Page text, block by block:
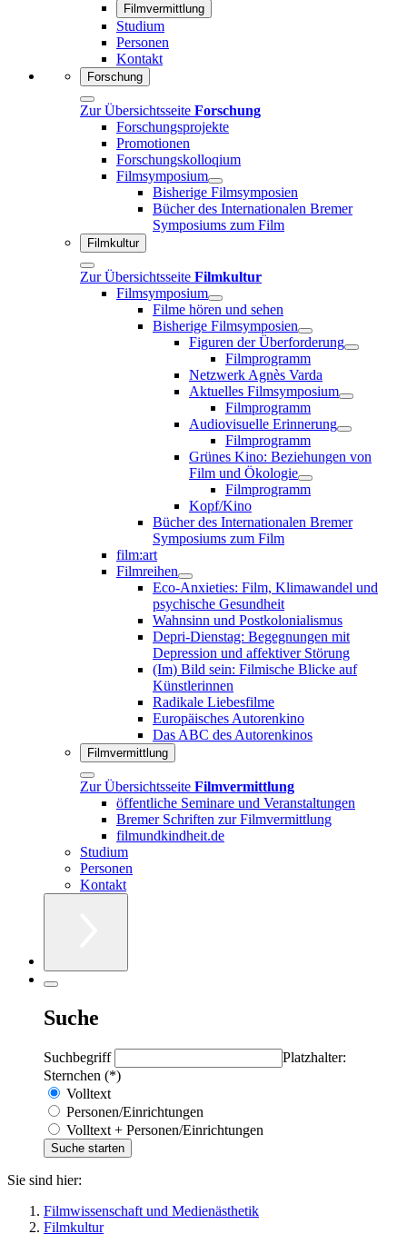
Filmvermittlung
Studium
Personen
Kontakt
Forschung
Zur Übersichtsseite Forschung
Forschungsprojekte
Promotionen
Forschungskolloqium
Filmsymposium
Bisherige Filmsymposien
Bücher des Internationalen Bremer
Symposiums zum Film
Filmkultur
Zur Übersichtsseite Filmkultur
Filmsymposium
Filme hören und sehen
Bisherige Filmsymposien
Figuren der Überforderung
Filmprogramm
Netzwerk Agnès Varda
Aktuelles Filmsymposium
Filmprogramm
Audiovisuelle Erinnerung
Filmprogramm
Grünes Kino: Beziehungen von
Film und Ökologie
Filmprogramm
Kopf/Kino
Bücher des Internationalen Bremer
Symposiums zum Film
film:art
Filmreihen
Eco-Anxieties: Film, Klimawandel und
psychische Gesundheit
Wahnsinn und Postkolonialismus
Depri-Dienstag: Begegnungen mit
Depression und affektiver Störung
(Im) Bild sein: Filmische Blicke auf
Künstlerinnen
Radikale Liebesfilme
Europäisches Autorenkino
Das ABC des Autorenkinos
Filmvermittlung
Zur Übersichtsseite Filmvermittlung
öffentliche Seminare und Veranstaltungen
Bremer Schriften zur Filmvermittlung
filmundkindheit.de
Studium
Personen
Kontakt
Suche
Suchbegriff
Platzhalter:
Sternchen (*)
Volltext
Personen/Einrichtungen
Volltext + Personen/Einrichtungen
Sie sind hier:
Filmwissenschaft und Medienästhetik
Filmkultur